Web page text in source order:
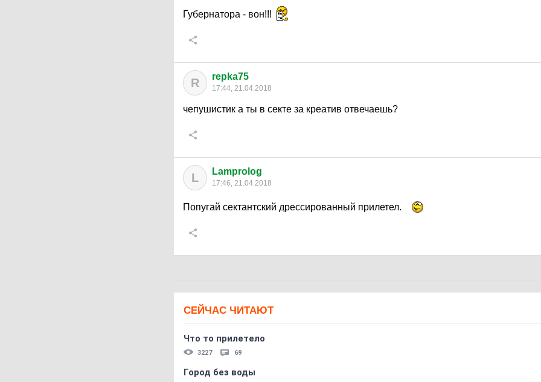
Губернатора - вон!!!
R repka75
17:44, 21.04.2018
чепушистик а ты в секте за креатив отвечаешь?
L Lamprolog
17:46, 21.04.2018
Попугай сектантский дрессированный прилетел.
СЕЙЧАС ЧИТАЮТ
Что то прилетело
3227 69
Город без воды